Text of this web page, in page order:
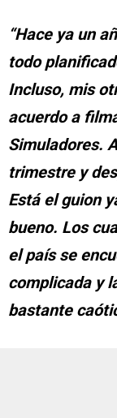
“Hace ya un
todo
Incluso, mis
acuerdo a
Simuladores.
trimestre y
Está el guion
bueno. Los
el país se
complicada y
bastante